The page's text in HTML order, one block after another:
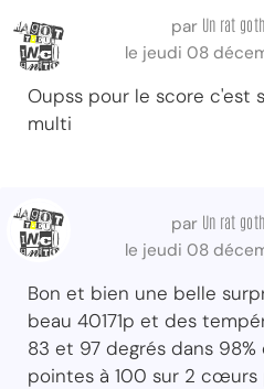
par Un rat
le jeudi 08
Oupss pour le score c'est
multi
par Un rat
le jeudi 08
Bon et bien une belle
beau 40171p et des
83 et 97 degrés dans
pointes à 100 sur 2 cœurs